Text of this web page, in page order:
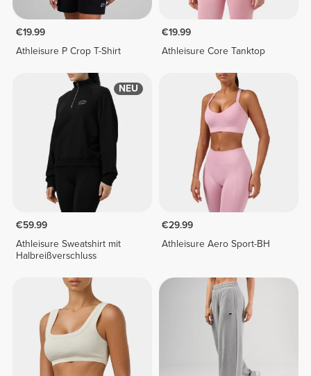
€19.99
Athleisure P Crop T-Shirt
€19.99
Athleisure Core Tanktop
NEU
€59.99
Athleisure Sweatshirt mit
Halbreißverschluss
€29.99
Athleisure Aero Sport-BH